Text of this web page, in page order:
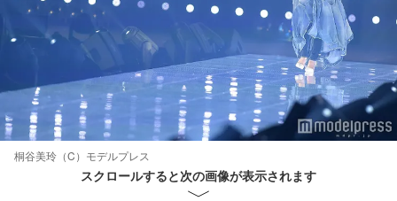
桐谷美玲（C）モデルプレス
スクロールすると次の画像が表示されます